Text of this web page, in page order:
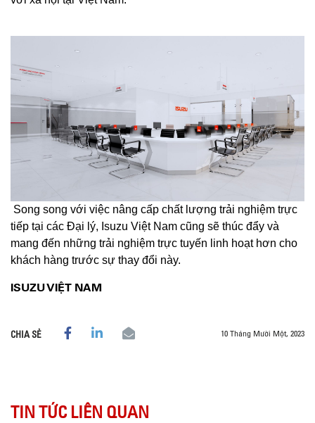
Song song với việc nâng cấp chất lượng trải nghiệm trực
tiếp tại các Đại lý, Isuzu Việt Nam cũng sẽ thúc đẩy và
mang đến những trải nghiệm trực tuyến linh hoạt hơn cho
khách hàng trước sự thay đổi này.
ISUZU VIỆT NAM
CHIA SẺ 10 Tháng Mười Một, 2023
TIN TỨC LIÊN QUAN